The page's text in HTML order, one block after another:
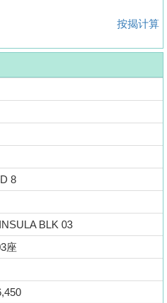
按揭计算
8
BLK 03
座